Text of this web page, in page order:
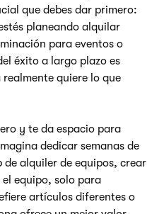
que debes dar primero:
planeando alquilar
para eventos o
éxito a largo plazo es
quiere lo que
y te da espacio para
dedicar semanas de
alquiler de equipos, crear
equipo, solo para
artículos diferentes o